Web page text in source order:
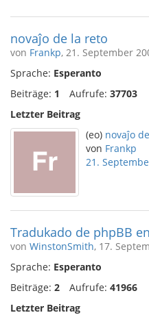
novaĵo de la reto
von Frankp, 21. September
Sprache: Esperanto
Beiträge: 1 Aufrufe: 37703
Letzter Beitrag
(eo) novaĵo
von Frankp
21.
Tradukado de phpBB
von WinstonSmith, 17.
Sprache: Esperanto
Beiträge: 2 Aufrufe: 41966
Letzter Beitrag